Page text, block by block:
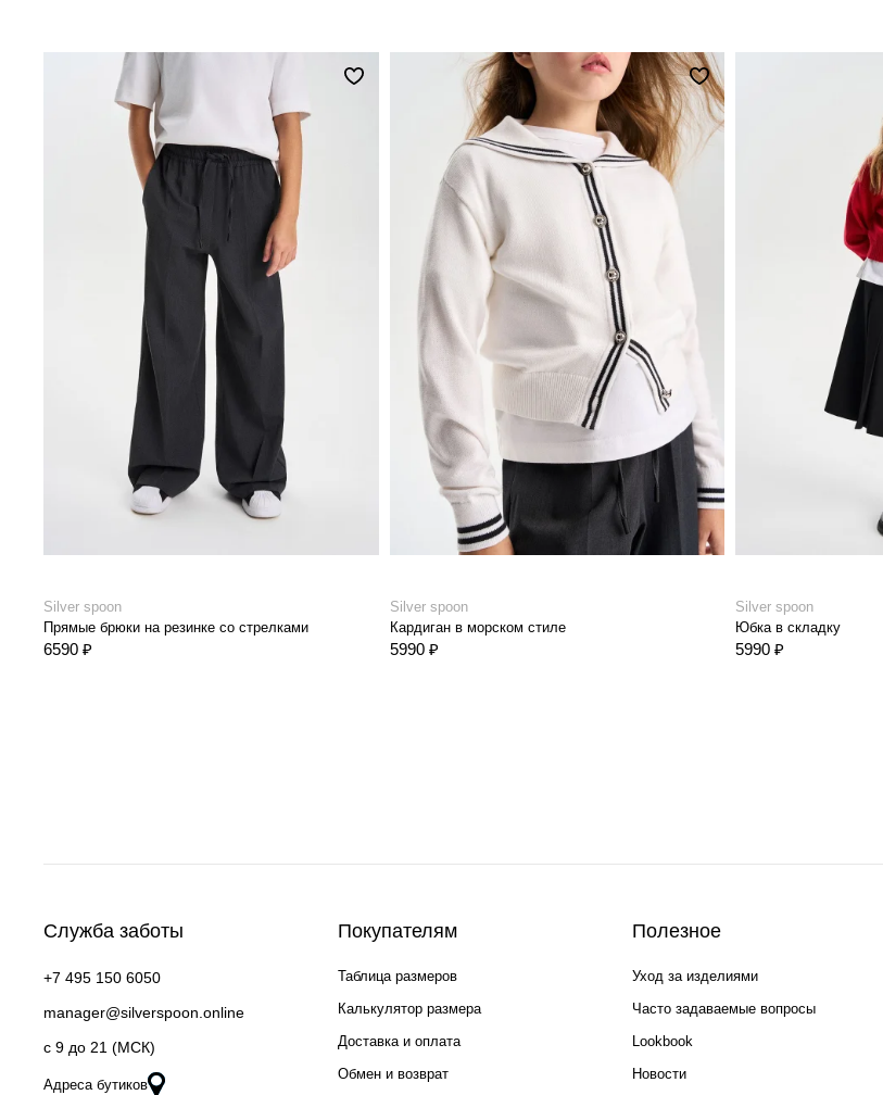
Silver spoon
Прямые брюки на резинке со стрелками
6590 ₽
Silver spoon
Кардиган в морском стиле
5990 ₽
Silver spoon
Юбка в складку
5990 ₽
Служба заботы
+7 495 150 6050
manager@silverspoon.online
c 9 до 21 (МСК)
Адреса бутиков
Покупателям
Таблица размеров
Калькулятор размера
Доставка и оплата
Обмен и возврат
Полезное
Уход за изделиями
Часто задаваемые вопросы
Lookbook
Новости